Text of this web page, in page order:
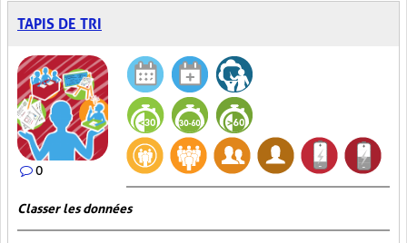
TAPIS DE TRI
0
Classer les données